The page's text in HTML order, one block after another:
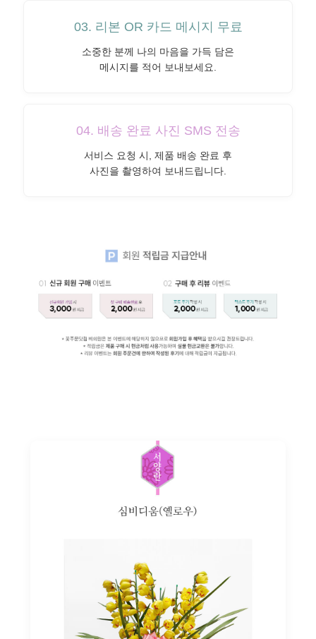
03. 리본 OR 카드 메시지 무료
소중한 분께 나의 마음을 가득 담은
메시지를 적어 보내보세요.
04. 배송 완료 사진 SMS 전송
서비스 요청 시, 제품 배송 완료 후
사진을 촬영하여 보내드립니다.